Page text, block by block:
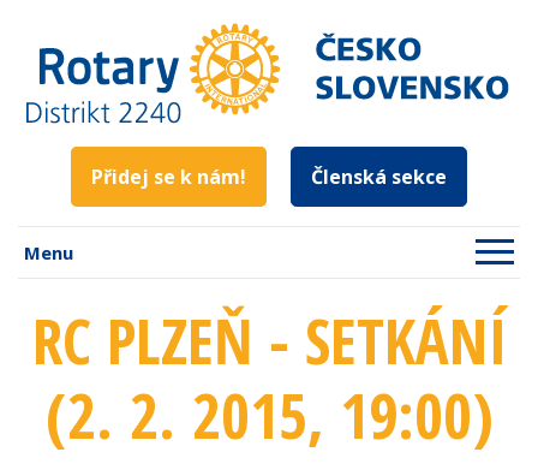
Přidej se k nám! Členská sekce
Menu
RC PLZEŇ - SETKÁNÍ
(2. 2. 2015, 19:00)